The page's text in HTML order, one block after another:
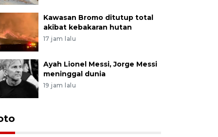
Kawasan Bromo ditutup total
akibat kebakaran hutan
17 jam lalu
Ayah Lionel Messi, Jorge Messi
meninggal dunia
19 jam lalu
Lomba lari Jalasenastri Run
2026